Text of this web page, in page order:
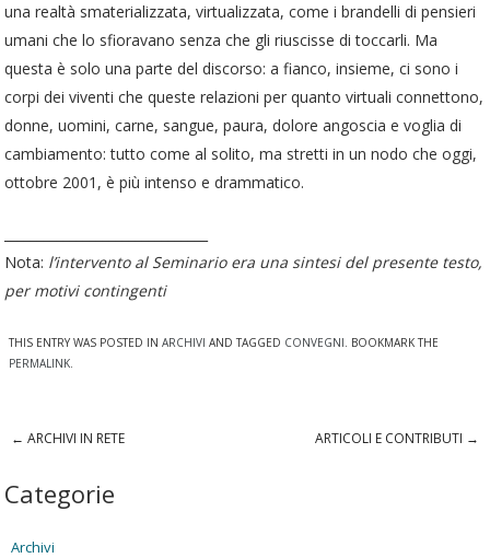
una realtà smaterializzata, virtualizzata, come i brandelli di pensieri
umani che lo sfioravano senza che gli riuscisse di toccarli. Ma
questa è solo una parte del discorso: a fianco, insieme, ci sono i
corpi dei viventi che queste relazioni per quanto virtuali connettono,
donne, uomini, carne, sangue, paura, dolore angoscia e voglia di
cambiamento: tutto come al solito, ma stretti in un nodo che oggi,
ottobre 2001, è più intenso e drammatico.
Nota: l’intervento al Seminario era una sintesi del presente testo,
per motivi contingenti
THIS ENTRY WAS POSTED IN ARCHIVI AND TAGGED CONVEGNI. BOOKMARK THE
PERMALINK.
← ARCHIVI IN RETE ARTICOLI E CONTRIBUTI →
Categorie
Archivi